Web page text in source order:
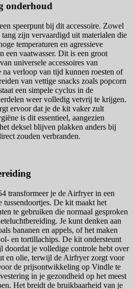
onderhoud
speerpunt bij dit accessoire. Zowel
tang zijn vervaardigd uit materialen die
temperaturen en agressieve
een vaatwasser. Dit is een groot
universele accessoires van
verloop van tijd kunnen roesten of
van vettige snacks zoals popcorn
een simpele cyclus in de
weer volledig vetvrij te krijgen.
ervoor dat je de kit vaker zult
is dit essentieel, aangezien
deksel blijven plakken anders bij
zouden verbranden.
transformeer je de Airfryer in een
tussendoortjes. De kit maakt het
te gebruiken die normaal gesproken
Je kunt denken aan
bananen en appels, of het maken
en tortillachips. De kit ondersteunt
doordat je volledige controle hebt over
en olie, terwijl de Airfryer zorgt voor
de prijsontwikkeling op Vindle te
in je gezondheid op het meest
Het breidt de bruikbaarheid van je